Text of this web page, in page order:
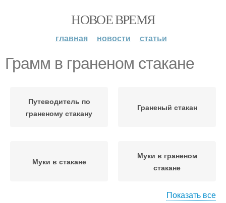
НОВОЕ ВРЕМЯ
главная новости статьи
Грамм в граненом стакане
Путеводитель по
граненому стакану
Граненый стакан
Муки в стакане
Муки в граненом
стакане
Показать все